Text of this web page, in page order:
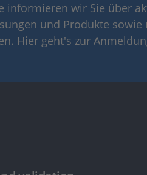
informieren wir Sie über
und Produkte sowie
Hier geht's zur